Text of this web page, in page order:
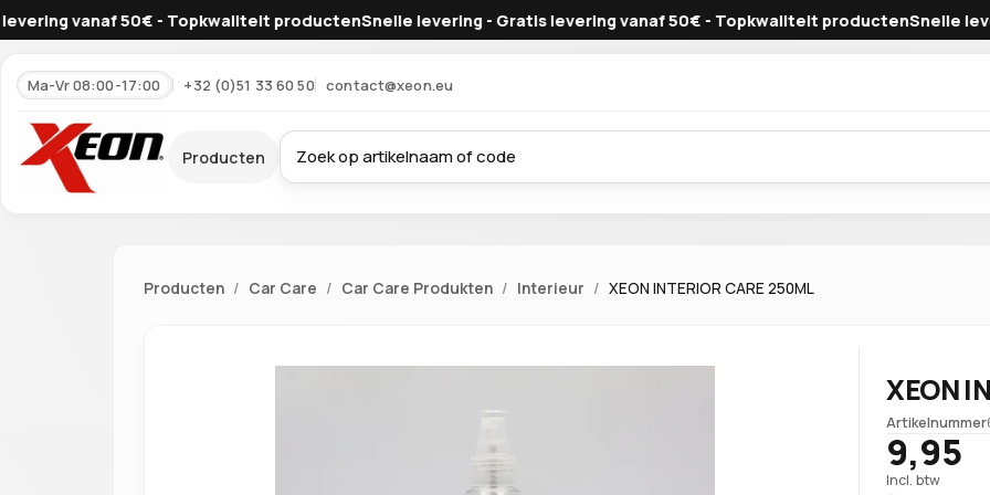
vanaf 50€ - Topkwaliteit productenSnelle levering - Gratis levering vanaf 50€ - Topkwaliteit productenSnelle levering
Ma-Vr 08:00-17:00 +32 (0)51 33 60 50 contact@xeon.eu
Producten
Producten Car Care Car Care Produkten Interieur XEON INTERIOR CARE 250ML
XEON
Artikelnummer
9,95
Incl. btw